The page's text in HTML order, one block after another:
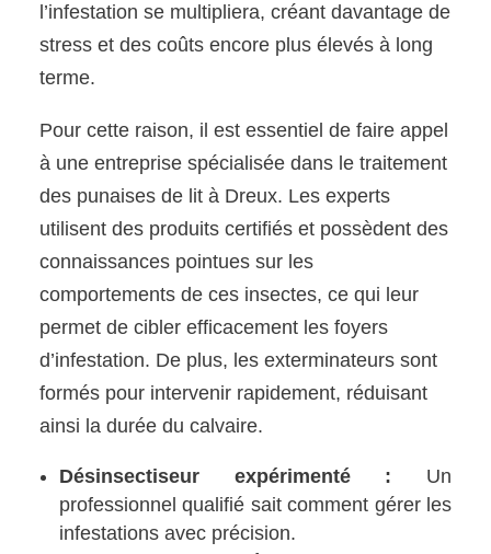
l’infestation se multipliera, créant davantage de
stress et des coûts encore plus élevés à long
terme.
Pour cette raison, il est essentiel de faire appel
à une entreprise spécialisée dans le traitement
des punaises de lit à Dreux. Les experts
utilisent des produits certifiés et possèdent des
connaissances pointues sur les
comportements de ces insectes, ce qui leur
permet de cibler efficacement les foyers
d’infestation. De plus, les exterminateurs sont
formés pour intervenir rapidement, réduisant
ainsi la durée du calvaire.
Désinsectiseur expérimenté : Un
professionnel qualifié sait comment gérer les
infestations avec précision.